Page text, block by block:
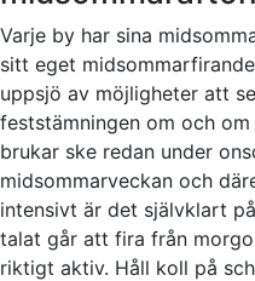
Varje by har sina
sitt eget
uppsjö av möjligheter att
feststämningen om och
brukar ske redan under
midsommarveckan och
intensivt är det självklart
talat går att fira från
riktigt aktiv. Håll koll på